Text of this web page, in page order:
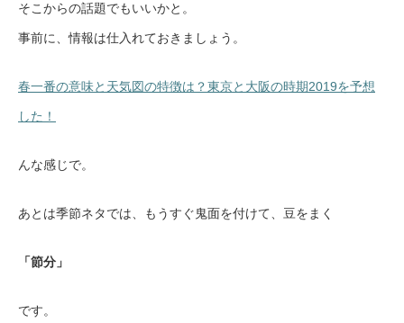
そこからの話題でもいいかと。
事前に、情報は仕入れておきましょう。
春一番の意味と天気図の特徴は？東京と大阪の時期2019を予想
した！
んな感じで。
あとは季節ネタでは、もうすぐ鬼面を付けて、豆をまく
「節分」
です。